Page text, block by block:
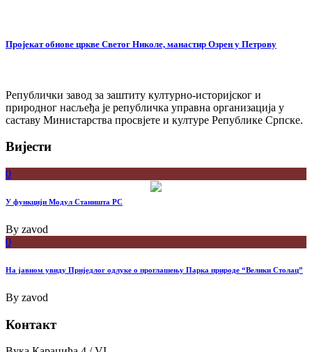
Пројекат обнове цркве Светог Николе, манастир Озрен у Петрову
Републички завод за заштиту културно-историјског и
природног насљеђа је републичка управна организација у
саставу Министарства просвјете и културе Републике Српске.
Вијести
0
У функцији Модул Станишта РС
By zavod
0
На јавном увиду Приједлог oдлуке о проглашењу Парка природе “Велики Столац”
By zavod
Контакт